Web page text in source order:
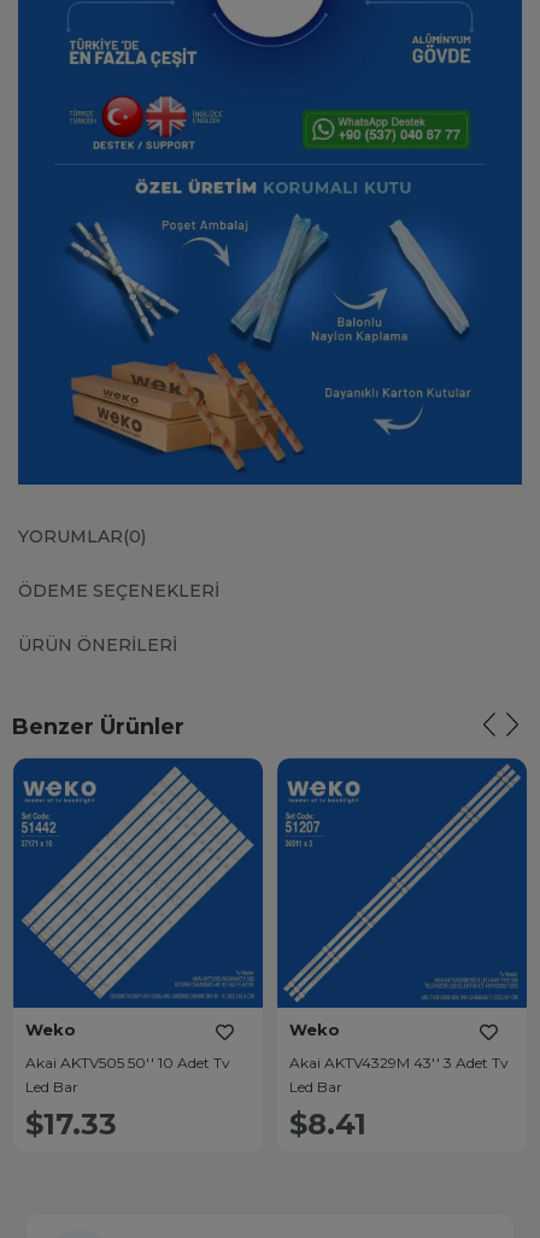
YORUMLAR(0)
ÖDEME SEÇENEKLERI
ÜRÜN ÖNERILERI
Benzer Ürünler
Weko
Akai AKTV505 50'' 10 Adet Tv
Led Bar
$17.33
Weko
Akai AKTV4329M 43'' 3 Adet Tv
Led Bar
$8.41